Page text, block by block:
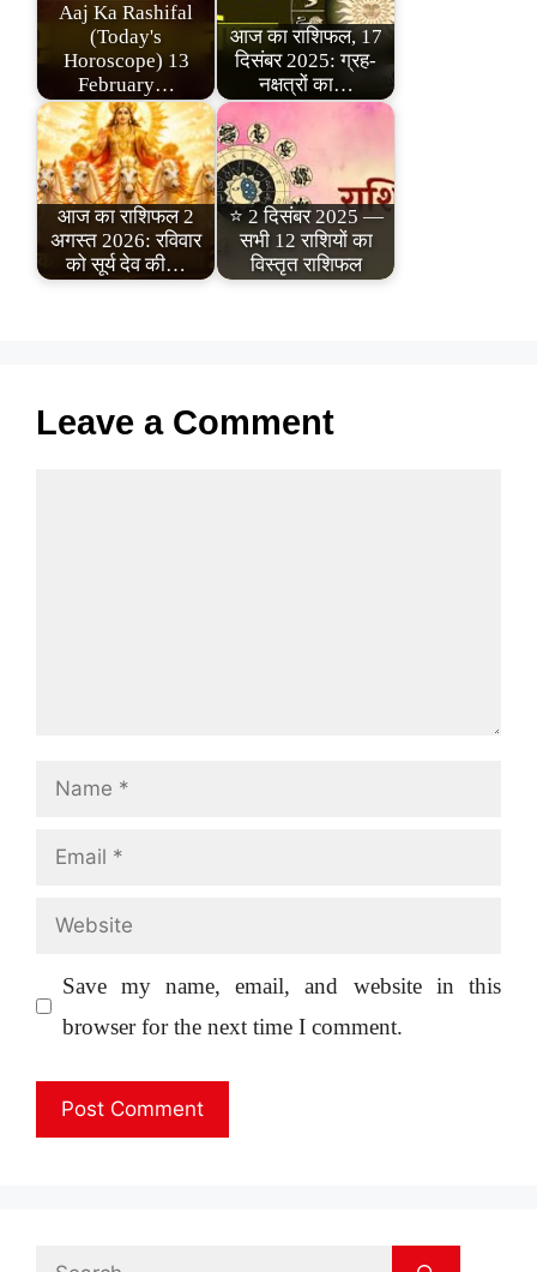
Aaj Ka Rashifal
(Today's
Horoscope) 13
February…
आज का राशिफल, 17
दिसंबर 2025: ग्रह-
नक्षत्रों का…
आज का राशिफल 2
अगस्त 2026: रविवार
को सूर्य देव की…
⭐ 2 दिसंबर 2025 —
सभी 12 राशियों का
विस्तृत राशिफल
Leave a Comment
Name
Email
Website
Save my name, email, and website in this
browser for the next time I comment.
Search